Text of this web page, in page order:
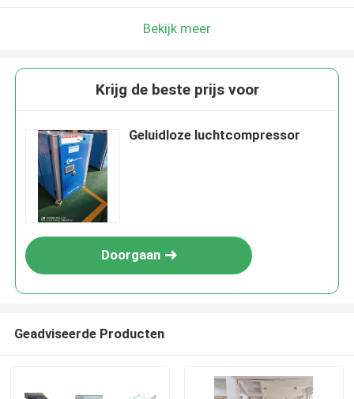
Bekijk meer
Krijg de beste prijs voor
Geluidloze luchtcompressor
Doorgaan
Geadviseerde Producten